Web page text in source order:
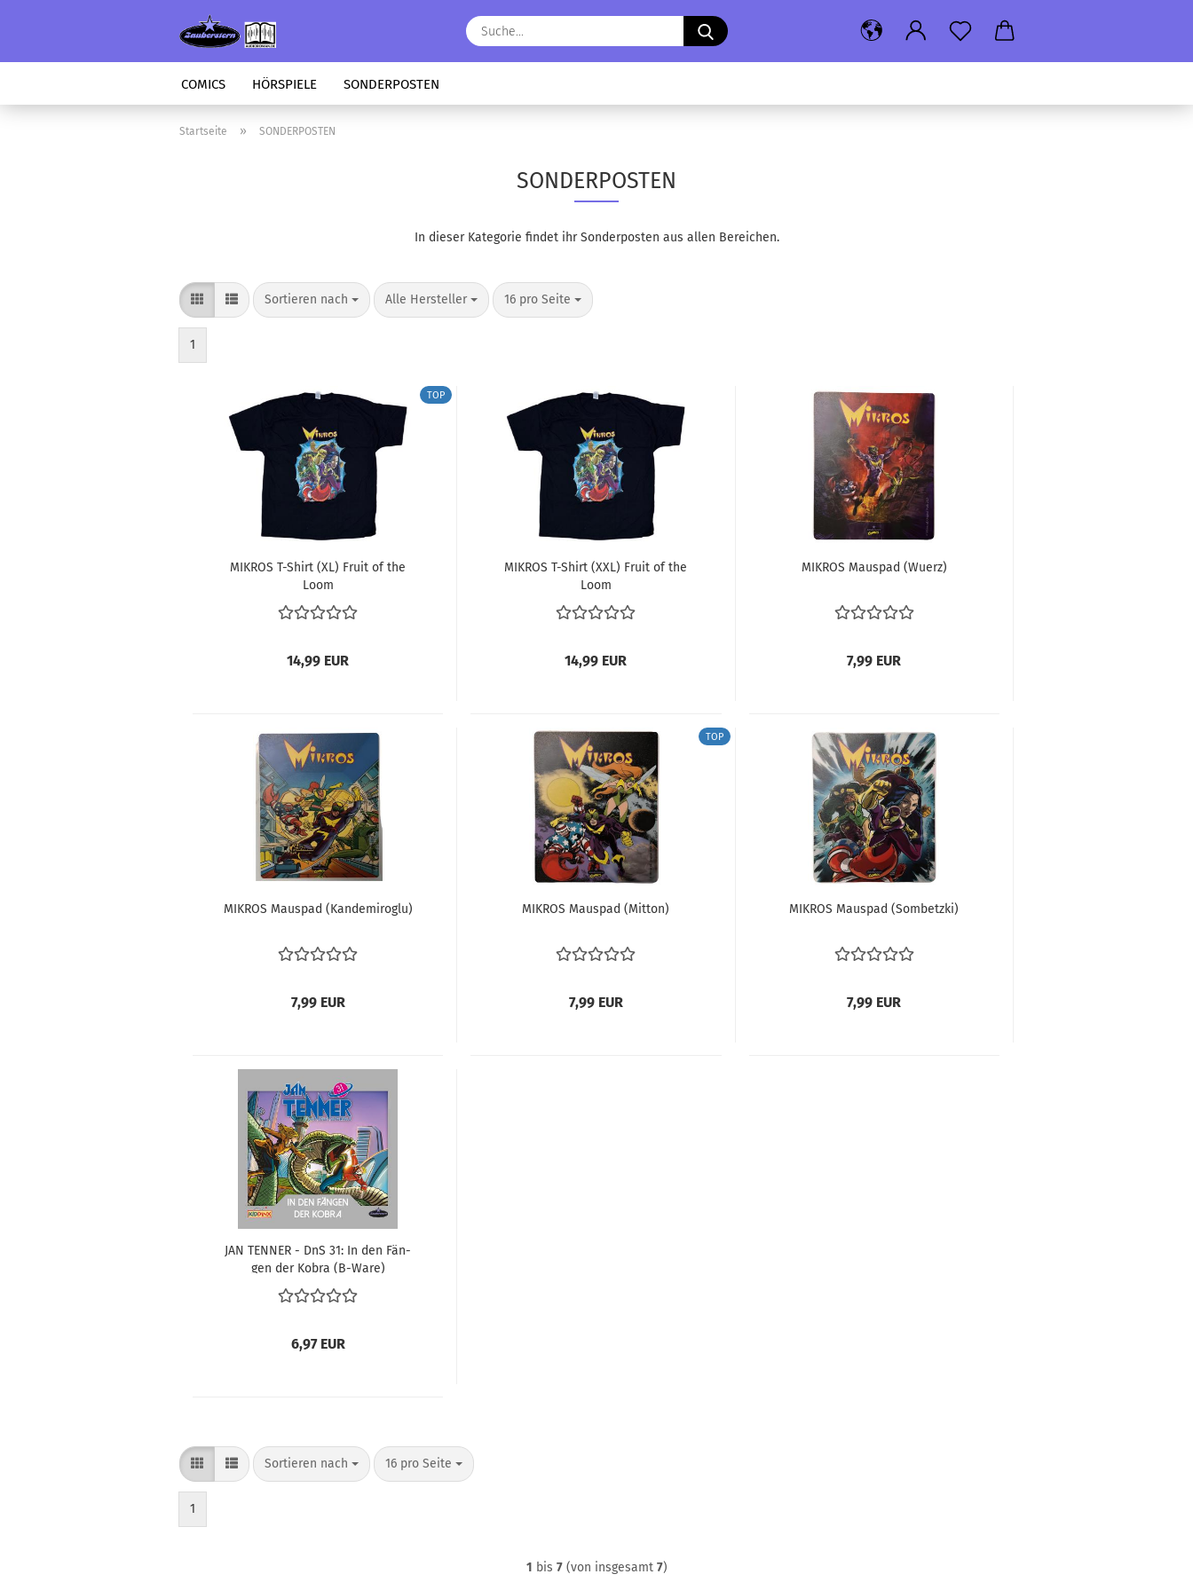
Suche...
COMICS HÖRSPIELE SONDERPOSTEN
Startseite » SONDERPOSTEN
SONDERPOSTEN
In dieser Kategorie findet ihr Sonderposten aus allen Bereichen.
Sortieren nach
Sortieren nach Alle Hersteller
pro Seite 16 pro Seite
pro Seite
1
TOP
MI­KROS T-​Shirt (XL) Fruit of the
Loom
14,99 EUR
MI­KROS T-​Shirt (XXL) Fruit of the
Loom
14,99 EUR
MI­KROS Mau­s­pad (Wuerz)
7,99 EUR
MI­KROS Mau­s­pad (Kan­d­emi­ro­g­lu)
7,99 EUR
TOP
MI­KROS Mau­s­pad (Mit­ton)
7,99 EUR
MI­KROS Mau­s­pad (Som­betz­ki)
7,99 EUR
JAN TEN­NER - DnS 31: In den Fän­
gen der Kobra (B-​Ware)
6,97 EUR
Sortieren nach
Sortieren nach 16 pro Seite
pro Seite
1
1 bis 7(von insgesamt 7)